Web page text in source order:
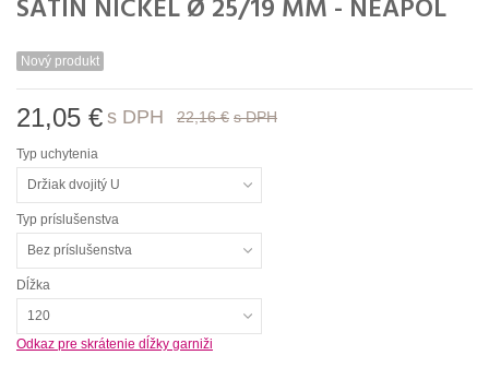
SATIN NICKEL Ø 25/19 MM - NEAPOL
Nový produkt
21,05 € s DPH 22,16 € s DPH
Typ uchytenia
Držiak dvojitý U
Typ príslušenstva
Bez príslušenstva
Dĺžka
120
Odkaz pre skrátenie dĺžky garniži